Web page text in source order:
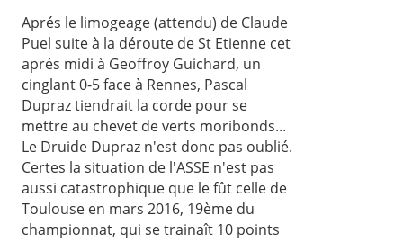
Aprés le limogeage (attendu) de Claude
Puel suite à la déroute de St Etienne cet
aprés midi à Geoffroy Guichard, un
cinglant 0-5 face à Rennes, Pascal
Dupraz tiendrait la corde pour se
mettre au chevet de verts moribonds...
Le Druide Dupraz n'est donc pas oublié.
Certes la situation de l'ASSE n'est pas
aussi catastrophique que le fût celle de
Toulouse en mars 2016, 19ème du
championnat, qui se trainaît 10 points